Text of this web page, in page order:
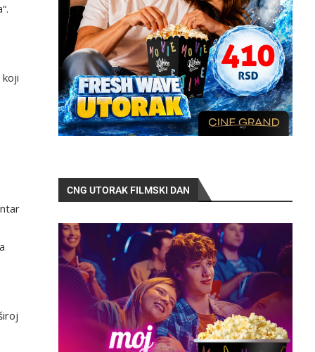
CNG UTORAK FILMSKI DAN